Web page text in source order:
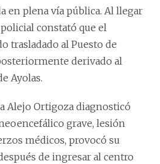
en plena vía pública. Al llegar
constató que el
trasladado al Puesto de
derivado al
Ayolas.
Alejo Ortigoza diagnosticó
grave, lesión
médicos, provocó su
de ingresar al centro